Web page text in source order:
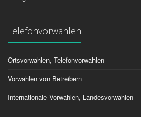
Telefonvorwahlen
Ortsvorwahlen, Telefonvorwahlen
Vorwahlen von Betreibern
Internationale Vorwahlen, Landesvorwahlen